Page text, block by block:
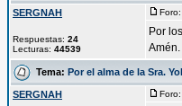
SERGNAH
Respuestas: 24
Lecturas: 44539
Foro:
Por
Amén.
Tema: Por el alma de la Sra.
SERGNAH Foro: